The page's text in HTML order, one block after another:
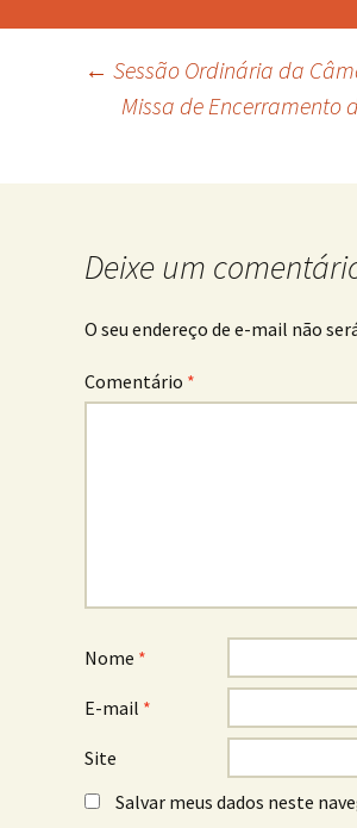
← Sessão Ordinária da
Missa de Encerramento
Deixe um
O seu endereço de e-mail não
Comentário *
Nome *
E-mail *
Site
Salvar meus dados neste